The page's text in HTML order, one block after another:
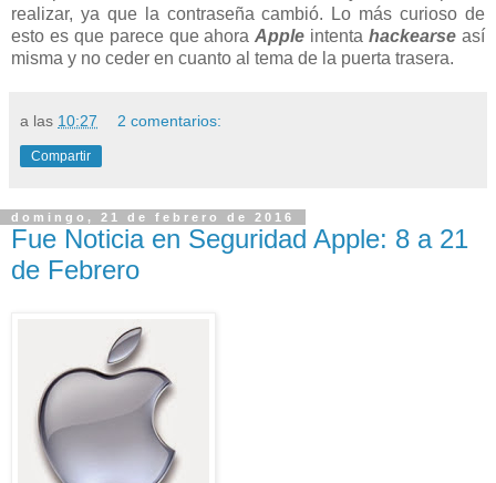
realizar, ya que la contraseña cambió. Lo más curioso de
esto es que parece que ahoraApple intentahackearse así
misma y no ceder en cuanto al tema de la puerta trasera.
a las 10:27 2 comentarios:
Compartir
domingo, 21 de febrero de 2016
Fue Noticia en Seguridad Apple: 8 a 21
de Febrero